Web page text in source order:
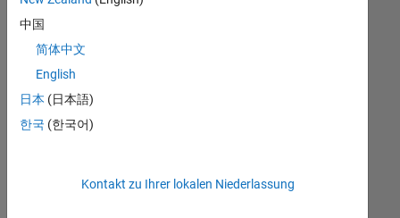
können,
die
Ihren
entsprechen,
werden
unseres
中国
简体中文
English
日本 (日本語)
한국 (한국어)
Kontakt zu Ihrer lokalen Niederlassung